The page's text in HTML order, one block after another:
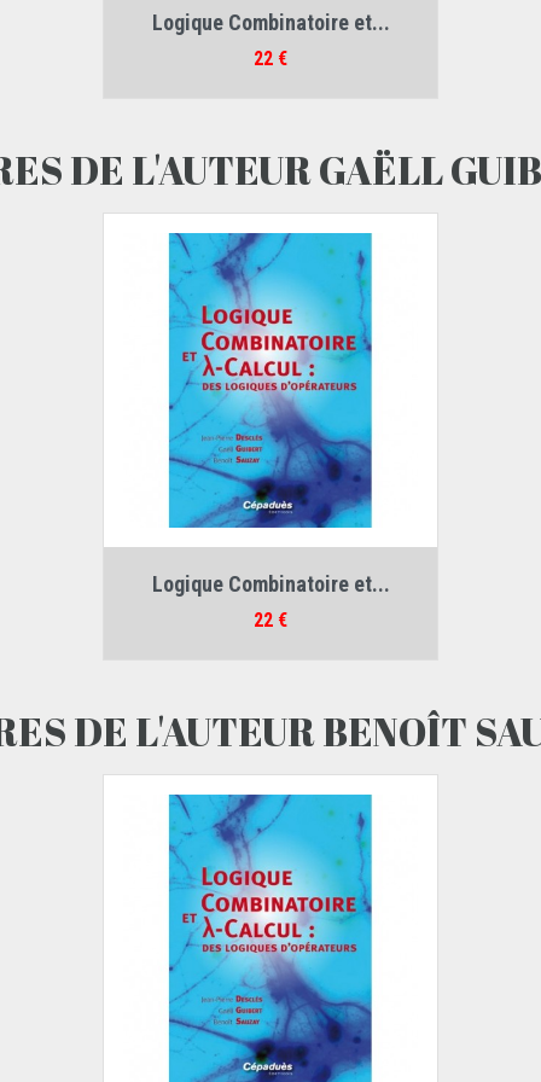
Jean-Pierre Desclés, Gaëll Guibert,
Benoît Sauzay
Logique Combinatoire et...
Prix
22 €
DE L'AUTEUR GAËLL
Jean-Pierre Desclés, Gaëll Guibert,
Benoît Sauzay
Logique Combinatoire et...
Prix
22 €
DE L'AUTEUR BENOÎT